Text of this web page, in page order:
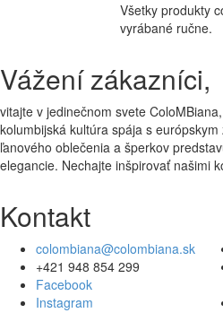
Všetky produkty
vyrábané ručne.
Vážení zákazníci,
vitajte v jedinečnom svete
kolumbijská kultúra spája s
ľanového oblečenia a šperkov
elegancie. Nechajte inšpirovať našimi
Kontakt
colombiana@colombiana.sk
+421 948 854 299
Facebook
Instagram